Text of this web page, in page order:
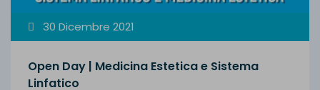
30 Dicembre 2021
Open Day | Medicina Estetica e Sistema
Linfatico